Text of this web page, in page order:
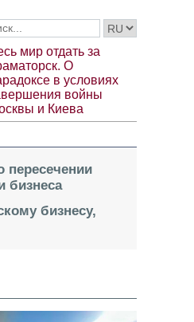
мир отдать за
О
в условиях
войны
и Киева
пересечении
бизнеса
бизнесу,